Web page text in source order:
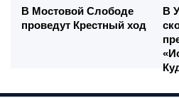
В Мостовой Слободе
проведут Крестный ход
В